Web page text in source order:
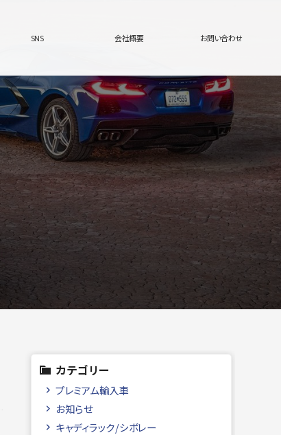
SNS 会社概要 お問い合わせ
カテゴリー
プレミアム輸入車
お知らせ
キャディラック/シボレー